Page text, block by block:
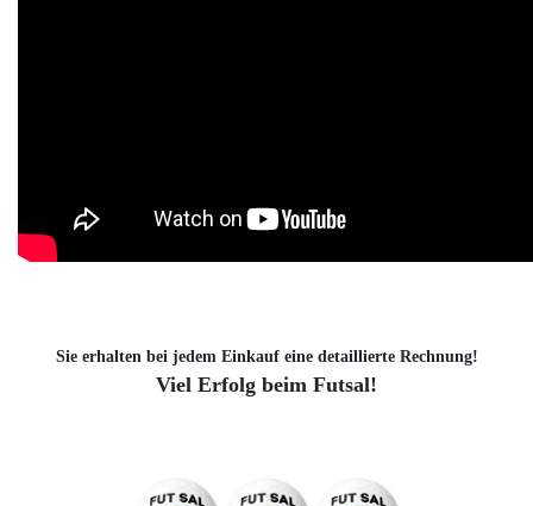
Sie erhalten bei jedem Einkauf eine detaillierte Rechnung!
Viel Erfolg beim Futsal!